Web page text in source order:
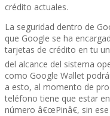
crédito actuales.
La seguridad dentro de
que Google se ha
tarjetas de crédito en tu
del alcance del sistema
como Google Wallet
a esto, al momento de
teléfono tiene que estar
número â€œPinâ€, sin